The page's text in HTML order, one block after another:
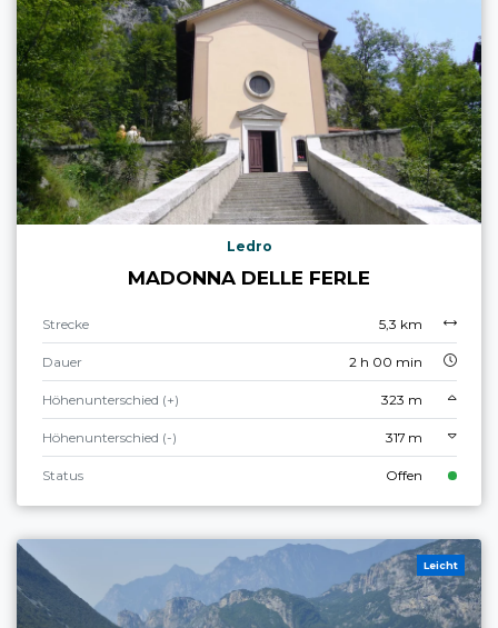
Ledro
MADONNA DELLE FERLE
Strecke 5,3 km
Dauer 2 h 00 min
Höhenunterschied (+) 323 m
Höhenunterschied (-) 317 m
Status Offen
Leicht